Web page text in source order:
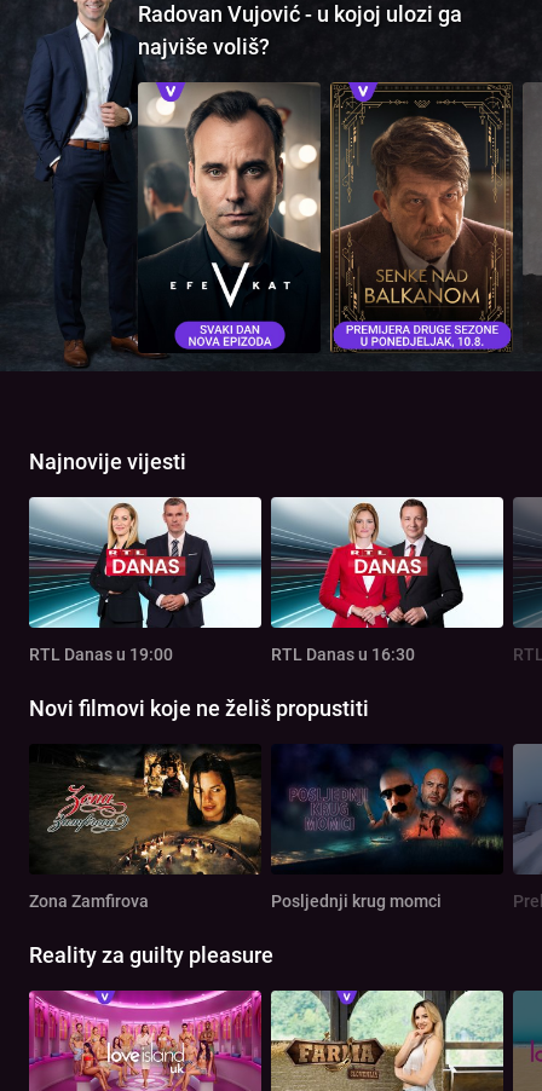
Radovan Vujović - u kojoj ulozi ga
najviše voliš?
Najnovije vijesti
RTL Danas u 19:00 RTL Danas u 16:30
Novi filmovi koje ne želiš propustiti
Zona Zamfirova Posljednji krug momci
Reality za guilty pleasure